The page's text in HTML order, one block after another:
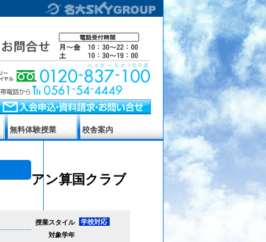
無料体験授業 校舎案内
アン算国クラブ
授業スタイル
学校対応
対象学年